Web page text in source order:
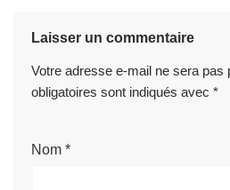
Laisser un commentaire
Votre adresse e-mail ne sera pas
obligatoires sont indiqués avec *
Nom *